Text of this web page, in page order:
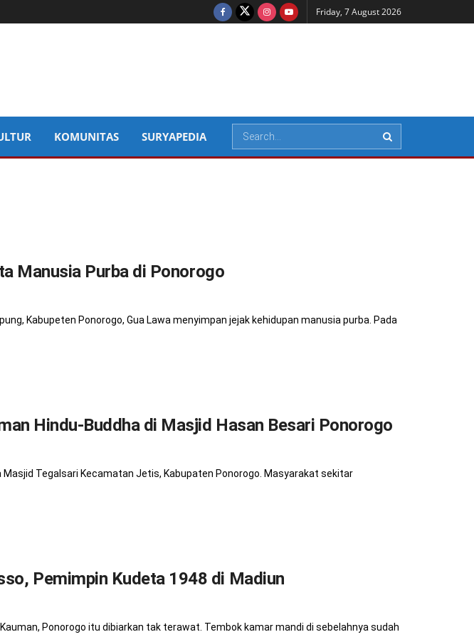
Friday, 7 August 2026
KOMUNITAS SURYAPEDIA
Manusia Purba di Ponorogo
Kabupeten Ponorogo, Gua Lawa menyimpan jejak kehidupan manusia purba. Pada
Hindu-Buddha di Masjid Hasan Besari Ponorogo
Tegalsari Kecamatan Jetis, Kabupaten Ponorogo. Masyarakat sekitar
Pemimpin Kudeta 1948 di Madiun
Ponorogo itu dibiarkan tak terawat. Tembok kamar mandi di sebelahnya sudah